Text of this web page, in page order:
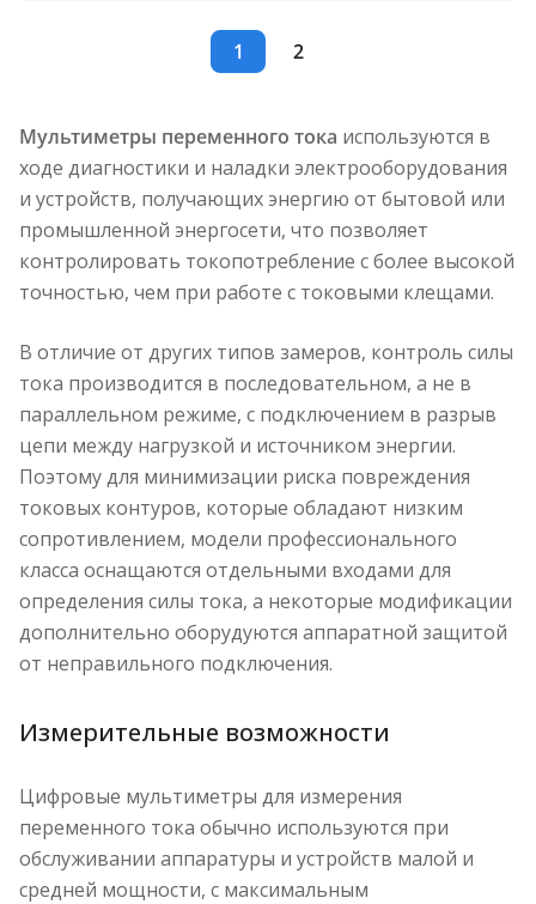
1 2
Мультиметры переменного тока используются в
ходе диагностики и наладки электрооборудования
и устройств, получающих энергию от бытовой или
промышленной энергосети, что позволяет
контролировать токопотребление с более высокой
точностью, чем при работе с токовыми клещами.
В отличие от других типов замеров, контроль силы
тока производится в последовательном, а не в
параллельном режиме, с подключением в разрыв
цепи между нагрузкой и источником энергии.
Поэтому для минимизации риска повреждения
токовых контуров, которые обладают низким
сопротивлением, модели профессионального
класса оснащаются отдельными входами для
определения силы тока, а некоторые модификации
дополнительно оборудуются аппаратной защитой
от неправильного подключения.
Измерительные возможности
Цифровые мультиметры для измерения
переменного тока обычно используются при
обслуживании аппаратуры и устройств малой и
средней мощности, с максимальным